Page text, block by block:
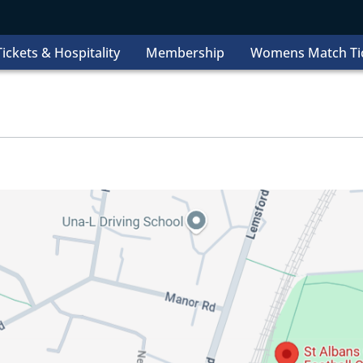
& Hospitality Membership Womens Match